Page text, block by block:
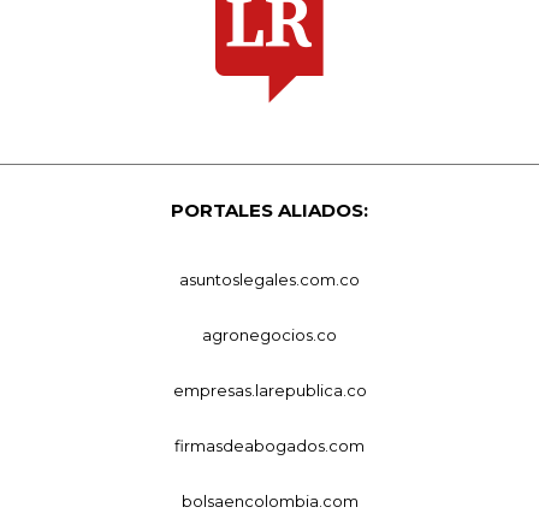
PORTALES ALIADOS:
asuntoslegales.com.co
agronegocios.co
empresas.larepublica.co
firmasdeabogados.com
bolsaencolombia.com